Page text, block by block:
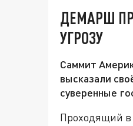
ДЕМАРШ
УГРОЗУ
Саммит
высказали
суверенные
Проходящий в